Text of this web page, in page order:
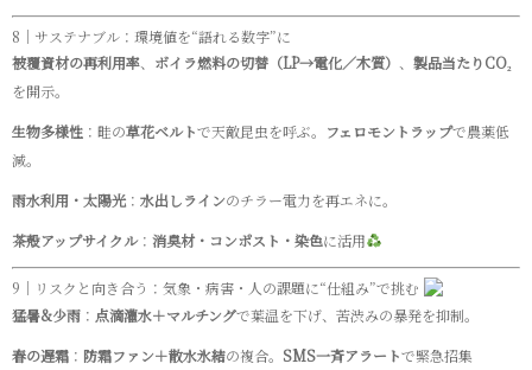
8｜サステナブル：環境値を“語れる数字”に
被覆資材の再利用率、 ボイラ燃料の切替（LP→電化／木質） 、 製品当たりCO₂
を開示。
生物多様性 ：畦の草花ベルトで天敵昆虫を呼ぶ。 フェロモントラップで農薬低
減。
雨水利用・太陽光 ： 水出しラインのチラー電力を再エネに。
茶殻アップサイクル： 消臭材・コンポスト・染色に活用
9｜リスクと向き合う：気象・病害・人の課題に“仕組み”で挑む
猛暑&少雨 ： 点滴灌水＋マルチングで葉温を下げ、苦渋みの暴発を抑制。
春の遅霜 ： 防霜ファン＋散水氷結の複合。 SMS一斉アラートで緊急招集